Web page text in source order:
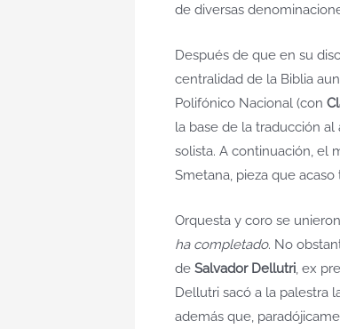
de diversas
Después de que en su
centralidad de la Biblia
Polifónico Nacional (con
la base de la traducción
solista. A continuación, el
Smetana, pieza que
Orquesta y coro se
ha completado. No
de Salvador Dellutri, ex
Dellutri sacó a la palestra
además que,